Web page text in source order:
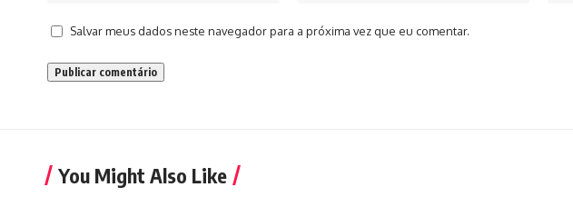
Salvar meus dados neste navegador para a próxima vez que eu comentar.
You Might Also Like